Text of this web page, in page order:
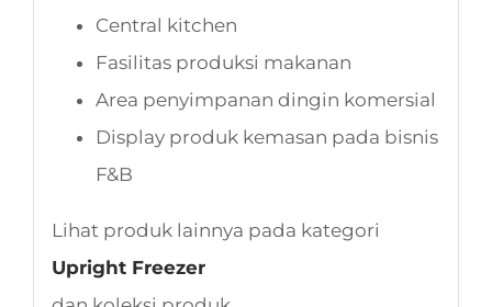
Central kitchen
Fasilitas produksi makanan
Area penyimpanan dingin komersial
Display produk kemasan pada bisnis
F&B
Lihat produk lainnya pada kategori
Upright Freezer